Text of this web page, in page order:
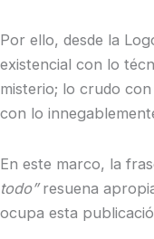
Por ello, desde la
existencial con lo
misterio; lo crudo
con lo
En este marco, la
todo”resuena
ocupa esta